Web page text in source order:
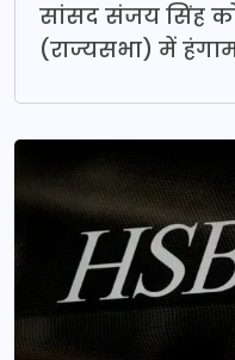
सांसद संजय सिंह
(राज्यसभा) में